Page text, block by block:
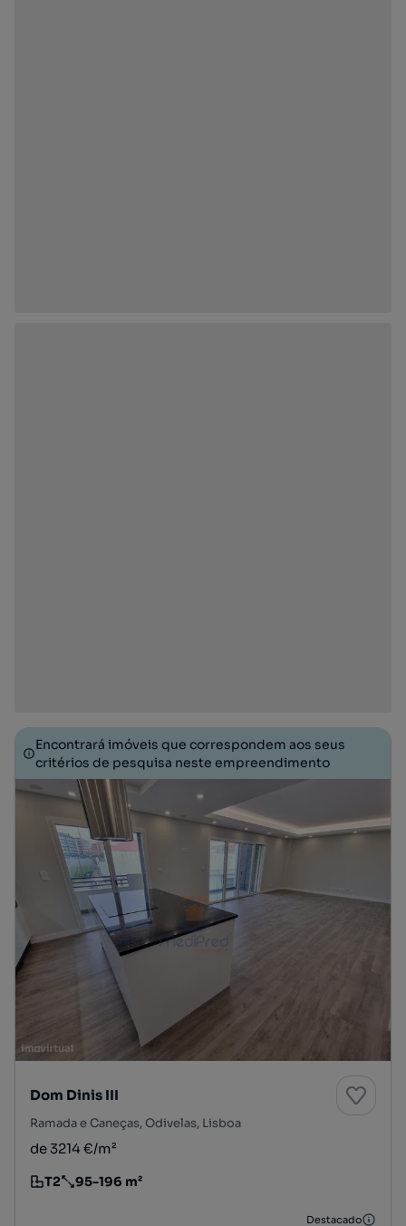
Encontrará imóveis que correspondem aos seus
critérios de pesquisa neste empreendimento
Dom Dinis III
Ramada e Caneças, Odivelas, Lisboa
de 3214 €/m²
Tipologia
T2
Preço por metro quadrado
95-196 m²
Destacado